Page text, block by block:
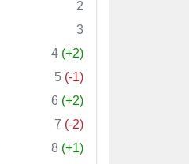
2
3
4 (+2)
5 (-1)
6 (+2)
7 (-2)
8 (+1)